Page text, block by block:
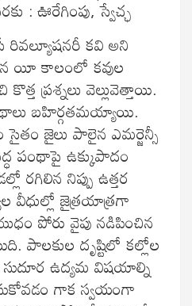
: ఊరేగింపు, స్వేచ్ఛ
కవి అని
యీ కాలంలో కవుల
ప్రశ్నలు వెల్లువెత్తాయి.
బహిర్గతమయ్యాయి.
జైలు పాలైన ఎమర్జెన్సీ
పంథాపై ఉక్కుపాదం
రగిలిన నిప్పు ఉత్తర
వీధుల్లో జైత్రయాత్రగా
పోరు వైపు నడిపించిన
పాలకుల దృష్టిలో కల్లోల
ఉద్యమ విషయాల్ని
గాక స్వయంగా